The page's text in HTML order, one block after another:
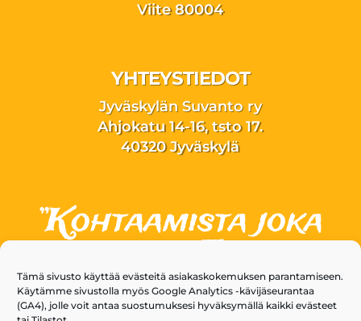
Tämä sivusto käyttää evästeitä asiakaskokemuksen parantamiseen.
Käytämme sivustolla myös Google Analytics -kävijäseurantaa
(GA4), jolle voit antaa suostumuksesi hyväksymällä kaikki evästeet
Viite 80004
YHTEYSTIEDOT
Jyväskylän Suvanto ry
Ahjokatu 14-16, tsto 17.
40320 Jyväskylä
”Kohtaamista joka
kantaa – Toivoa
joka muuttaa”